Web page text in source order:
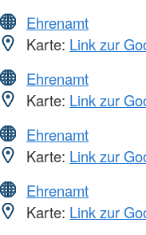
Ehrenamt
Karte: Link zur
Ehrenamt
Karte: Link zur
Ehrenamt
Karte: Link zur
Ehrenamt
Karte: Link zur